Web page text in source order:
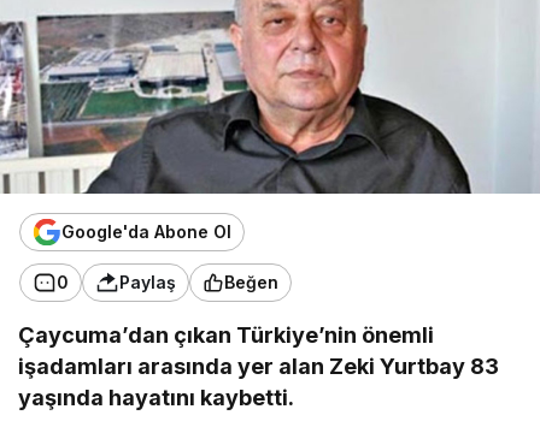
Google'da Abone Ol
0 Paylaş Beğen
Çaycuma’dan çıkan Türkiye’nin önemli
işadamları arasında yer alan Zeki Yurtbay 83
yaşında hayatını kaybetti.